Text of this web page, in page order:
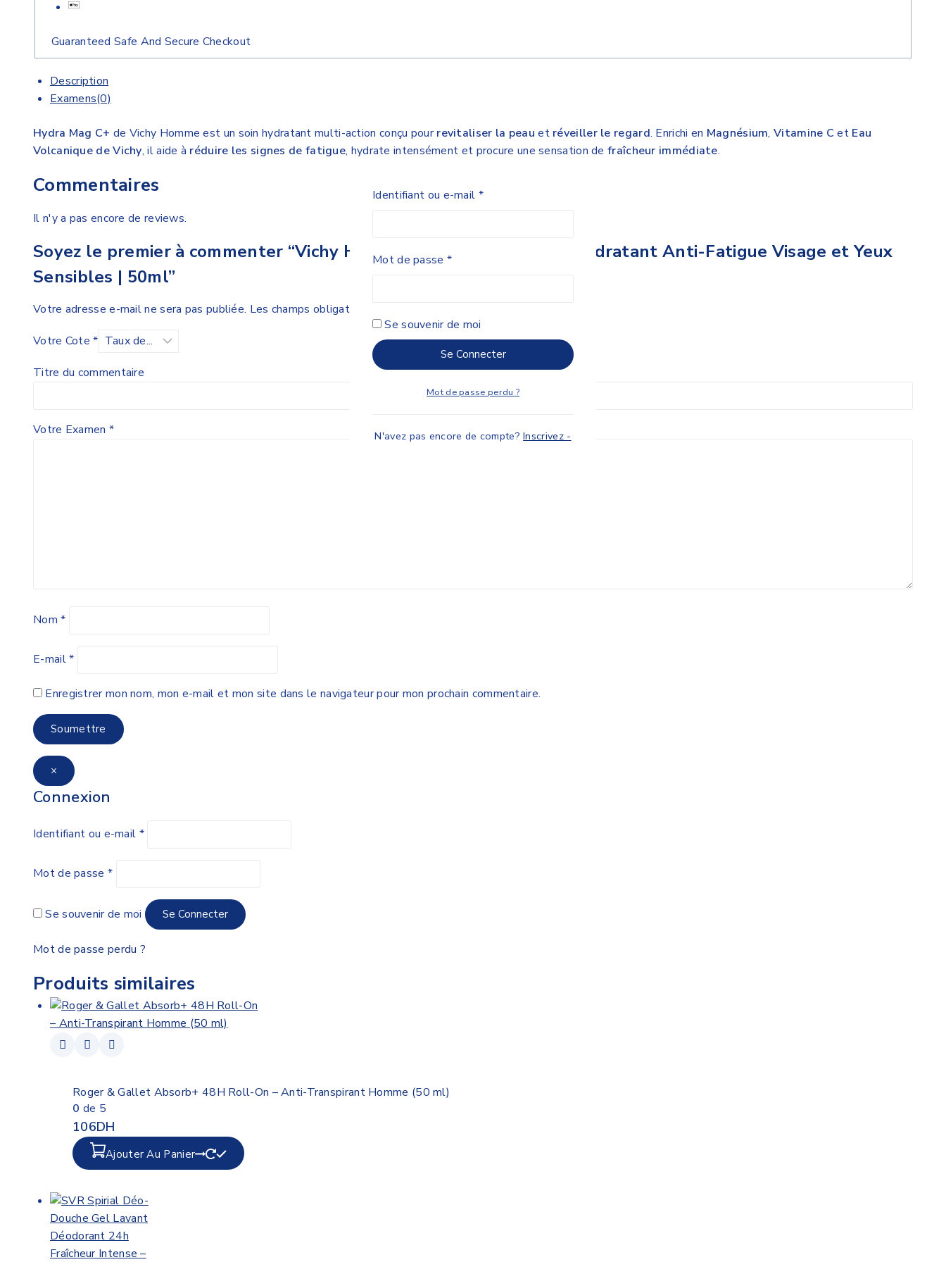
Guaranteed Safe And Secure Checkout
Description
Examens(0)
Hydra Mag C+ de Vichy Homme est un soin hydratant multi-action conçu pourrevitaliser la peau et réveiller le regard. Enrichi en Magnésium,Vitamine C et Eau
Volcanique de Vichy, il aide à réduire les signes de fatigue, hydrate intensément et procure une sensation defraîcheur immédiate.
Commentaires
Il n'y a pas encore de reviews.
Soyez le premier à commenter “Vichy Homme Hydra Mag C+ Soin Hydratant Anti-Fatigue Visage et Yeux
Sensibles | 50ml”
Votre adresse e-mail ne sera pas publiée. Les champs obligatoires sont indiqués avec
Votre Cote*
Titre du commentaire
Votre Examen *
Nom*
E-mail*
Enregistrer mon nom, mon e-mail et mon site dans le navigateur pour mon prochain commentaire.
×
Connexion
Identifiant ou e-mail *
Mot de passe *
Se souvenir de moi Se Connecter
Mot de passe perdu ?
Produits similaires
Roger & Gallet Absorb+ 48H Roll-On – Anti-Transpirant Homme (50 ml)
0 de 5
106DH
Ajouter Au Panier
Identifiant ou e-mail *
Mot de passe *
Se souvenir de moi
Se Connecter
Mot de passe perdu ?
N'avez pas encore de compte?Inscrivez -